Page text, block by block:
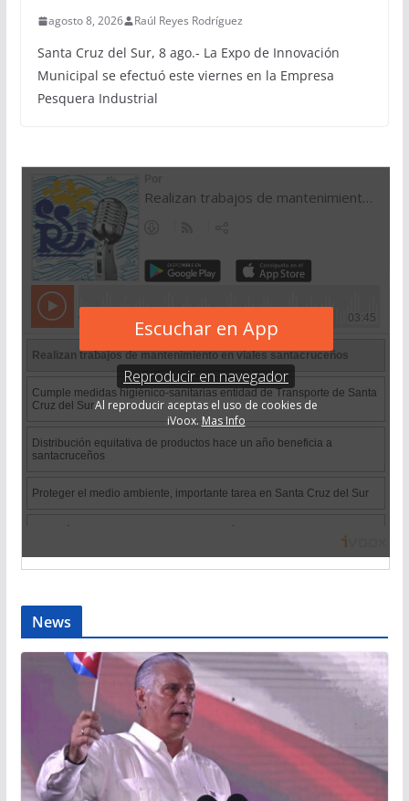
agosto 8, 2026 Raúl Reyes Rodríguez
Santa Cruz del Sur, 8 ago.- La Expo de Innovación
Municipal se efectuó este viernes en la Empresa
Pesquera Industrial
News